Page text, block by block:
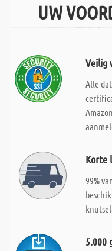
UW
Veilig
Alle
Korte
99%
5.000